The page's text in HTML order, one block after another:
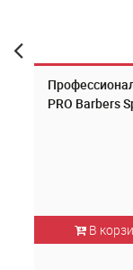
PRO Barbers
В